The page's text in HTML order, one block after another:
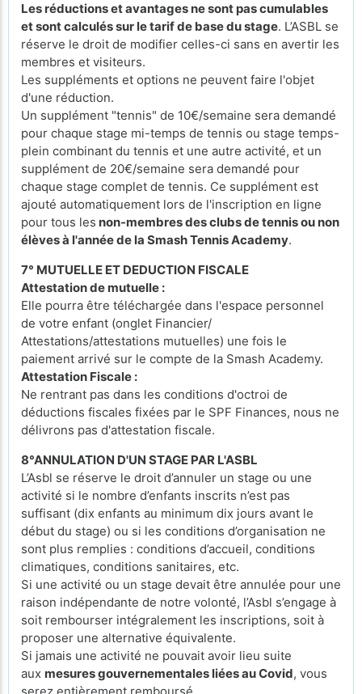
Les réductions et avantages ne sont pas cumulables
et sont calculés sur le tarif de base du stage. L’ASBL se
réserve le droit de modifier celles-ci sans en avertir les
membres et visiteurs.
Les suppléments et options ne peuvent faire l'objet
d'une réduction.
Un supplément "tennis" de 10€/semaine sera demandé
pour chaque stage mi-temps de tennis ou stage temps-
plein combinant du tennis et une autre activité, et un
supplément de 20€/semaine sera demandé pour
chaque stage complet de tennis. Ce supplément est
ajouté automatiquement lors de l'inscription en ligne
pour tous les non-membres des clubs de tennis ou non
élèves à l'année de la Smash Tennis Academy.
7° MUTUELLE ET DEDUCTION FISCALE
Attestation de mutuelle :
Elle pourra être téléchargée dans l'espace personnel
de votre enfant (onglet Financier/
Attestations/attestations mutuelles) une fois le
paiement arrivé sur le compte de la Smash Academy.
Attestation Fiscale :
Ne rentrant pas dans les conditions d'octroi de
déductions fiscales fixées par le SPF Finances, nous ne
délivrons pas d'attestation fiscale.
8°ANNULATION D'UN STAGE PAR L'ASBL
L’Asbl se réserve le droit d’annuler un stage ou une
activité si le nombre d’enfants inscrits n’est pas
suffisant (dix enfants au minimum dix jours avant le
début du stage) ou si les conditions d’organisation ne
sont plus remplies : conditions d’accueil, conditions
climatiques, conditions sanitaires, etc.
Si une activité ou un stage devait être annulée pour une
raison indépendante de notre volonté, l’Asbl s’engage à
soit rembourser intégralement les inscriptions, soit à
proposer une alternative équivalente.
Si jamais une activité ne pouvait avoir lieu suite
aux mesures gouvernementales liées au Covid, vous